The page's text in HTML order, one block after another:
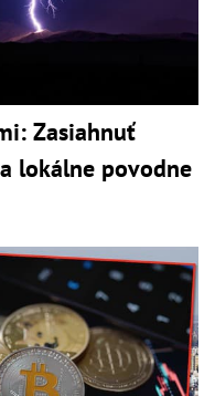
Zasiahnuť
lokálne povodne